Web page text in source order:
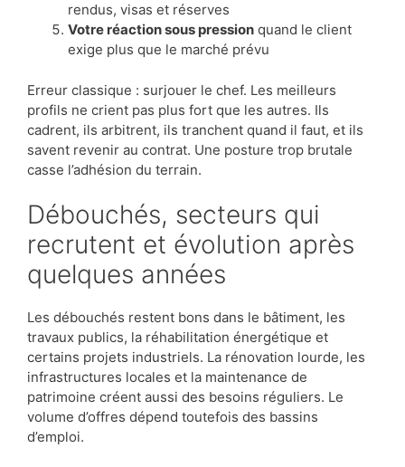
rendus, visas et réserves
Votre réaction sous pression quand le client
exige plus que le marché prévu
Erreur classique : surjouer le chef. Les meilleurs
profils ne crient pas plus fort que les autres. Ils
cadrent, ils arbitrent, ils tranchent quand il faut, et ils
savent revenir au contrat. Une posture trop brutale
casse l’adhésion du terrain.
Débouchés, secteurs qui
recrutent et évolution après
quelques années
Les débouchés restent bons dans le bâtiment, les
travaux publics, la réhabilitation énergétique et
certains projets industriels. La rénovation lourde, les
infrastructures locales et la maintenance de
patrimoine créent aussi des besoins réguliers. Le
volume d’offres dépend toutefois des bassins
d’emploi.